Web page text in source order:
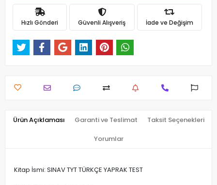
Hızlı Gönderi Güvenli Alışveriş İade ve Değişim
Ürün Açıklaması Garanti ve Teslimat Taksit Seçenekleri
Yorumlar
Kitap İsmi: SINAV TYT TÜRKÇE YAPRAK TEST